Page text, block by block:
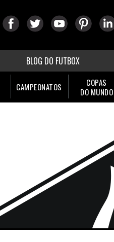
BLOG DO FUTBOX
CAMPEONATOS
COPAS
DO MUNDO